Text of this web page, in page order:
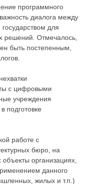
программного
диалога между
для
решений. Отмечалось,
быть постепенным,
с цифровыми
учреждения
подготовке
работе с
бюро, на
организациях,
данного
жилых и т.п.)